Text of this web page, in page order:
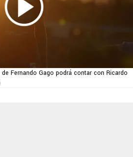
Fernando Gago podrá contar con Ricardo